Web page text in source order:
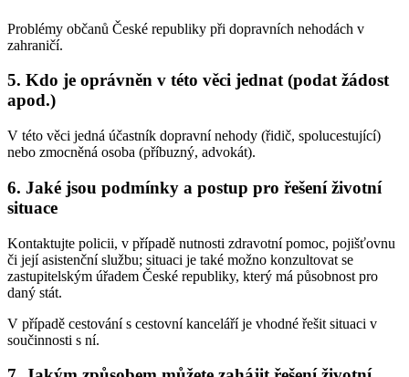
Problémy občanů České republiky při dopravních nehodách v
zahraničí.
5. Kdo je oprávněn v této věci jednat (podat žádost
apod.)
V této věci jedná účastník dopravní nehody (řidič, spolucestující)
nebo zmocněná osoba (příbuzný, advokát).
6. Jaké jsou podmínky a postup pro řešení životní
situace
Kontaktujte policii, v případě nutnosti zdravotní pomoc, pojišťovnu
či její asistenční službu; situaci je také možno konzultovat se
zastupitelským úřadem České republiky, který má působnost pro
daný stát.
V případě cestování s cestovní kanceláří je vhodné řešit situaci v
součinnosti s ní.